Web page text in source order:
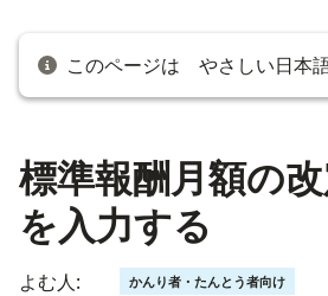
このページは やさしい日本
標準報酬月額の
を入力する
よむ人: かんり者・たんとう者向け